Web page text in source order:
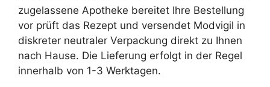
zugelassene Apotheke bereitet Ihre Bestellung
vor prüft das Rezept und versendet Modvigil in
diskreter neutraler Verpackung direkt zu Ihnen
nach Hause. Die Lieferung erfolgt in der Regel
innerhalb von 1-3 Werktagen.